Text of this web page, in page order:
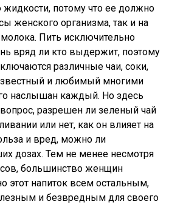
потому что ее должно
женского организма, так и на
Пить исключительно
вряд ли кто выдержит, поэтому
различные чаи, соки,
и любимый многими
наслышан каждый. Но здесь
разрешен ли зеленый чай
или нет, как он влияет на
и вред, можно ли
дозах. Тем не менее несмотря
большинство женщин
этот напиток всем остальным,
и безвредным для своего